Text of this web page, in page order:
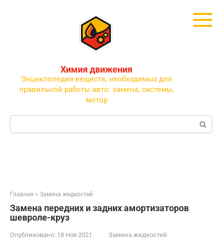
Химия движения
Энциклопедия веществ, необходимых для
правильной работы авто: замена, системы,
мотор
Поиск:
Главная » Замена жидкостей
Замена передних и задних амортизаторов
шевроле-круз
Опубликовано: 18 Ноя 2021
Замена жидкостей